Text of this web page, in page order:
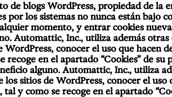
de blogs WordPress, propiedad de la
por los sistemas no nunca están bajo
momento, y entrar cookies
Automattic, Inc., utiliza además otras
conocer el uso que hacen
en el apartado “Cookies” de su
alguno. Automattic, Inc., utiliza
sitios de WordPress, conocer el uso
y como se recoge en el apartado